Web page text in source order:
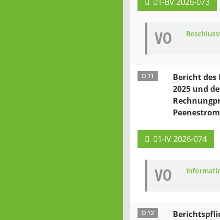
VO
Ö 11
Bericht des
2025 und
01-IV 2026-074
VO
Ö 12